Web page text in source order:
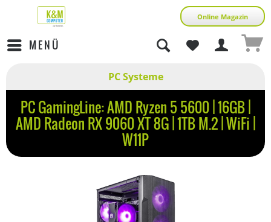
Online Magazin
MENÜ
PC Systeme
PC GamingLine: AMD Ryzen 5 5600 | 16GB |
AMD Radeon RX 9060 XT 8G | 1TB M.2 | WiFi |
W11P